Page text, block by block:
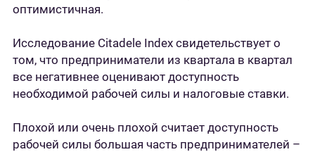
оптимистичная.
Исследование Citadele Index свидетельствует о
том, что предприниматели из квартала в квартал
все негативнее оценивают доступность
необходимой рабочей силы и налоговые ставки.
Плохой или очень плохой считает доступность
рабочей силы большая часть предпринимателей –